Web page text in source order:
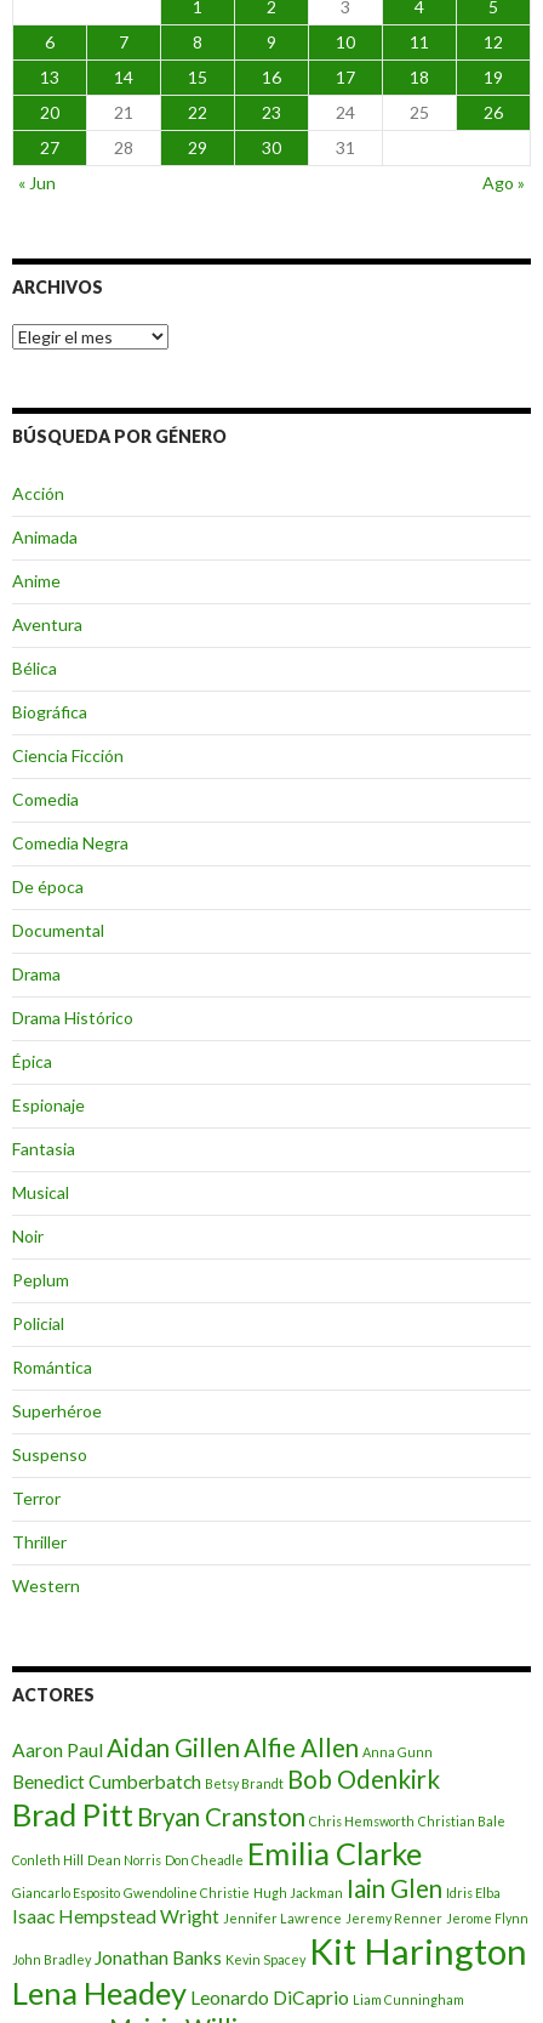
1 2 3 4
5
6
7 8 9 10 11
12
13
14 15 16 17 18
19
20
21 22 23 24 25
26
27
28 29 30
31
« Jun
Ago »
ARCHIVOS
Archivos
BÚSQUEDA POR GÉNERO
Acción
Animada
Anime
Aventura
Bélica
Biográfica
Ciencia Ficción
Comedia
Comedia Negra
De época
Documental
Drama
Drama Histórico
Épica
Espionaje
Fantasia
Musical
Noir
Peplum
Policial
Romántica
Superhéroe
Suspenso
Terror
Thriller
Western
ACTORES
Aaron PaulAidan GillenAlfie Allen Anna Gunn
Benedict Cumberbatch Betsy Brandt Bob Odenkirk
Brad Pitt Bryan Cranston Chris Hemsworth Christian Bale
Conleth Hill Dean Norris Don Cheadle Emilia Clarke
Giancarlo Esposito Gwendoline Christie Hugh Jackman Iain Glen Idris Elba
Isaac Hempstead Wright Jennifer Lawrence Jeremy Renner Jerome Flynn
John Bradley Jonathan Banks Kevin Spacey Kit Harington
Lena Headey Leonardo DiCaprio Liam Cunningham